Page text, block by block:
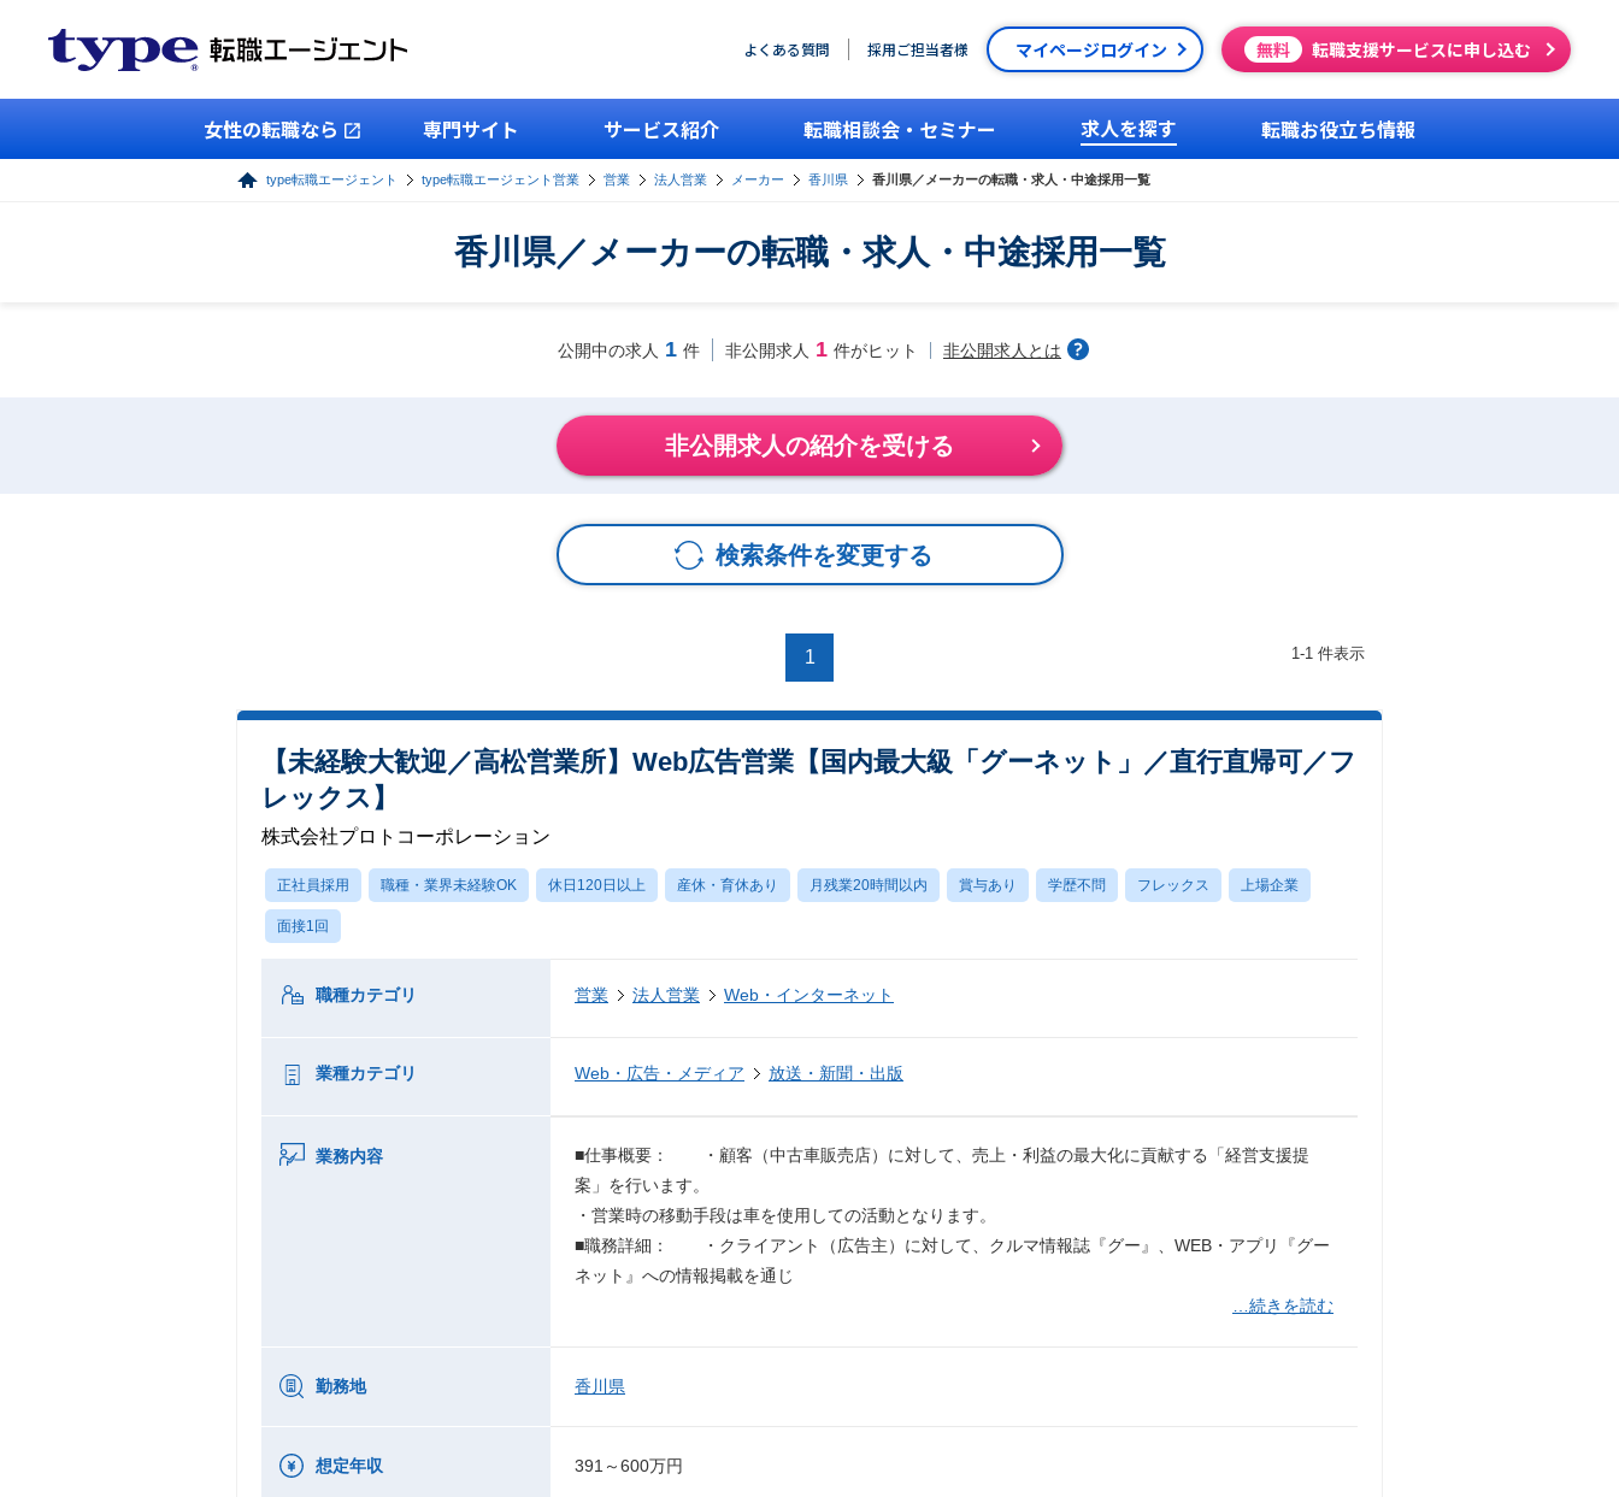
よくある質問 採用ご担当者様 マイページログイン 無料 転職支援サービスに申し込む
女性の転職なら 専門サイト サービス紹介 転職相談会・セミナー 求人を探す 転職お役立ち情報
type転職エージェント type転職エージェント営業 営業 法人営業 メーカー 香川県 香川県／メーカーの転職・求人・中途採用一覧
香川県／メーカーの転職・求人・中途採用一覧
公開中の求人 1 件 非公開求人 1 件がヒット 非公開求人とは
非公開求人の紹介を受ける
検索条件を変更する
1 1-1 件表示
【未経験大歓迎／高松営業所】Web広告営業【国内最大級「グーネット」／直行直帰可／フ
レックス】
株式会社プロトコーポレーション
正社員採用 職種・業界未経験OK 休日120日以上 産休・育休あり 月残業20時間以内 賞与あり 学歴不問 フレックス 上場企業
面接1回
職種カテゴリ 営業 法人営業 Web・インターネット
業種カテゴリ Web・広告・メディア 放送・新聞・出版
業務内容
■仕事概要： ・顧客（中古車販売店）に対して、売上・利益の最大化に貢献する「経営支援提
案」を行います。
・営業時の移動手段は車を使用しての活動となります。
■職務詳細： ・クライアント（広告主）に対して、クルマ情報誌『グー』、WEB・アプリ『グー
ネット』への情報掲載を通じ
…続きを読む
勤務地 香川県
想定年収 391～600万円